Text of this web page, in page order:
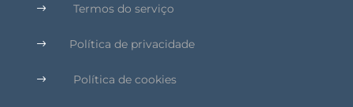
$ Termos do serviço
$ Política de privacidade
$ Política de cookies